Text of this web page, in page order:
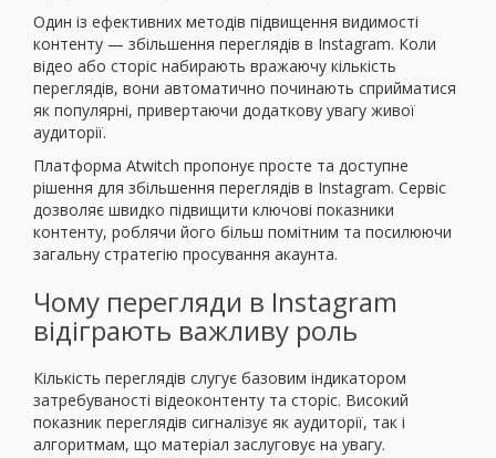
Один із ефективних методів підвищення видимості
контенту — збільшення переглядів в Instagram. Коли
відео або сторіс набирають вражаючу кількість
переглядів, вони автоматично починають сприйматися
як популярні, привертаючи додаткову увагу живої
аудиторії.
Платформа Atwitch пропонує просте та доступне
рішення для збільшення переглядів в Instagram. Сервіс
дозволяє швидко підвищити ключові показники
контенту, роблячи його більш помітним та посилюючи
загальну стратегію просування акаунта.
Чому перегляди в Instagram
відіграють важливу роль
Кількість переглядів слугує базовим індикатором
затребуваності відеоконтенту та сторіс. Високий
показник переглядів сигналізує як аудиторії, так і
алгоритмам, що матеріал заслуговує на увагу.